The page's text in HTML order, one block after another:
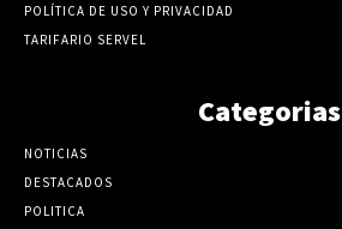
POLÍTICA DE USO Y PRIVACIDAD
TARIFARIO SERVEL
Categorias
NOTICIAS
DESTACADOS
POLITICA